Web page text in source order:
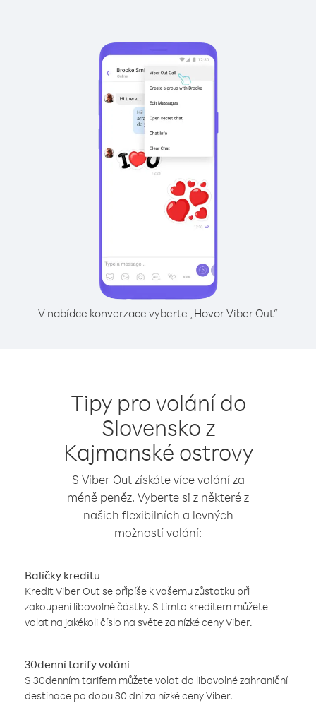
V nabídce konverzace vyberte „Hovor Viber Out“
Tipy pro volání do
Slovensko z
Kajmanské ostrovy
S Viber Out získáte více volání za
méně peněz. Vyberte si z některé z
našich flexibilních a levných
možností volání:
Balíčky kreditu
Kredit Viber Out se připíše k vašemu zůstatku při
zakoupení libovolné částky. S tímto kreditem můžete
volat na jakékoli číslo na světe za nízké ceny Viber.
30denní tarify volání
S 30denním tarifem můžete volat do libovolné zahraniční
destinace po dobu 30 dní za nízké ceny Viber.